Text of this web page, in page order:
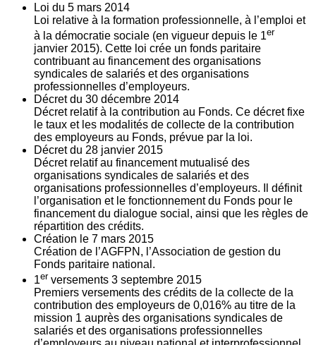
Loi du 5 mars 2014
Loi relative à la formation professionnelle, à l’emploi et
à la démocratie sociale (en vigueur depuis le 1er
janvier 2015). Cette loi crée un fonds paritaire
contribuant au financement des organisations
syndicales de salariés et des organisations
professionnelles d’employeurs.
Décret du 30 décembre 2014
Décret relatif à la contribution au Fonds. Ce décret fixe
le taux et les modalités de collecte de la contribution
des employeurs au Fonds, prévue par la loi.
Décret du 28 janvier 2015
Décret relatif au financement mutualisé des
organisations syndicales de salariés et des
organisations professionnelles d’employeurs. Il définit
l’organisation et le fonctionnement du Fonds pour le
financement du dialogue social, ainsi que les règles de
répartition des crédits.
Création le 7 mars 2015
Création de l’AGFPN, l’Association de gestion du
Fonds paritaire national.
1er versements 3 septembre 2015
Premiers versements des crédits de la collecte de la
contribution des employeurs de 0,016% au titre de la
mission 1 auprès des organisations syndicales de
salariés et des organisations professionnelles